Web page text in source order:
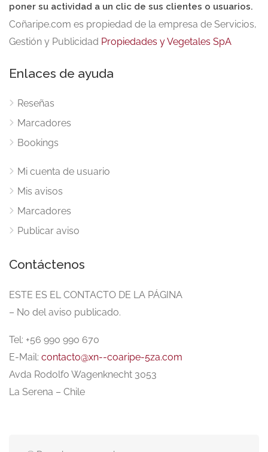
poner su actividad a un clic de sus clientes o usuarios.
Coñaripe.com es propiedad de la empresa de Servicios,
Gestión y Publicidad Propiedades y Vegetales SpA
Enlaces de ayuda
Reseñas
Marcadores
Bookings
Mi cuenta de usuario
Mis avisos
Marcadores
Publicar aviso
Contáctenos
ESTE ES EL CONTACTO DE LA PÁGINA
– No del aviso publicado.
Tel: +56 990 990 670
E-Mail: contacto@xn--coaripe-5za.com
Avda Rodolfo Wagenknecht 3053
La Serena – Chile